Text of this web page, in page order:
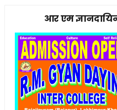
आर एम